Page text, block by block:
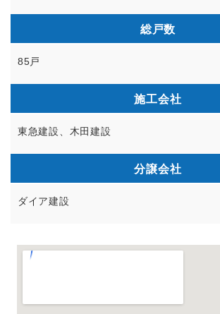
総戸数
85戸
施工会社
東急建設、木田建設
分譲会社
ダイア建設